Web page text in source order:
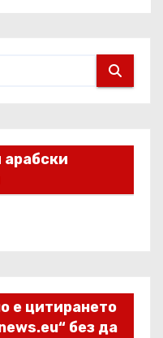
арабски
е цитирането
без да